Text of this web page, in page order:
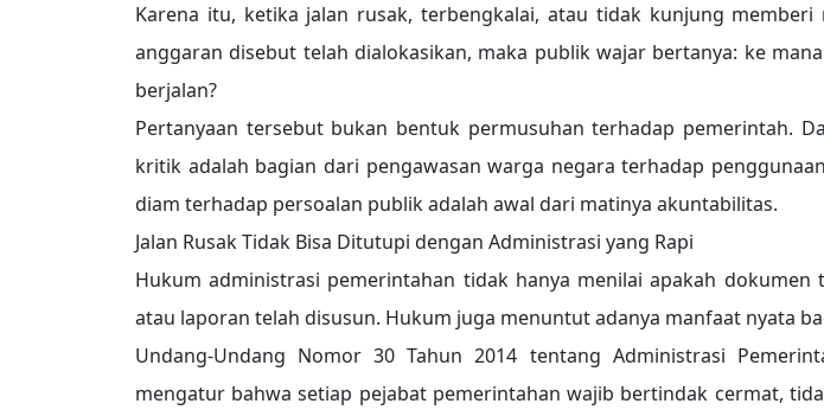
Karena itu, ketika jalan rusak, terbengkalai, atau tidak kunjung memberi
anggaran disebut telah dialokasikan, maka publik wajar bertanya: ke
berjalan?
Pertanyaan tersebut bukan bentuk permusuhan terhadap pemerintah.
kritik adalah bagian dari pengawasan warga negara terhadap
diam terhadap persoalan publik adalah awal dari matinya akuntabilitas.
Jalan Rusak Tidak Bisa Ditutupi dengan Administrasi yang Rapi
Hukum administrasi pemerintahan tidak hanya menilai apakah dokumen
atau laporan telah disusun. Hukum juga menuntut adanya manfaat nyata
Undang-Undang Nomor 30 Tahun 2014 tentang Administrasi
mengatur bahwa setiap pejabat pemerintahan wajib bertindak cermat,